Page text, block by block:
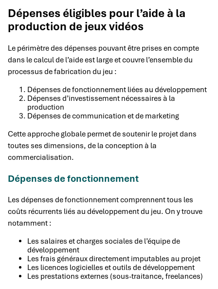
Dépenses éligibles pour l’aide à la
production de jeux vidéos
Le périmètre des dépenses pouvant être prises en compte
dans le calcul de l’aide est large et couvre l’ensemble du
processus de fabrication du jeu :
Dépenses de fonctionnement liées au développement
Dépenses d’investissement nécessaires à la
production
Dépenses de communication et de marketing
Cette approche globale permet de soutenir le projet dans
toutes ses dimensions, de la conception à la
commercialisation.
Dépenses de fonctionnement
Les dépenses de fonctionnement comprennent tous les
coûts récurrents liés au développement du jeu. On y trouve
notamment :
Les salaires et charges sociales de l’équipe de
développement
Les frais généraux directement imputables au projet
Les licences logicielles et outils de développement
Les prestations externes (sous-traitance, freelances)